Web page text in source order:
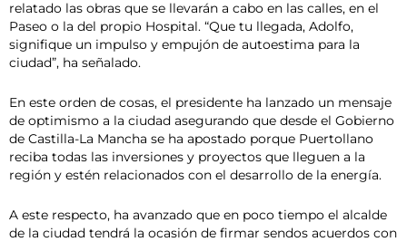
relatado las obras que se llevarán a cabo en las calles, en el
Paseo o la del propio Hospital. “Que tu llegada, Adolfo,
signifique un impulso y empujón de autoestima para la
ciudad”, ha señalado.
En este orden de cosas, el presidente ha lanzado un mensaje
de optimismo a la ciudad asegurando que desde el Gobierno
de Castilla-La Mancha se ha apostado porque Puertollano
reciba todas las inversiones y proyectos que lleguen a la
región y estén relacionados con el desarrollo de la energía.
A este respecto, ha avanzado que en poco tiempo el alcalde
de la ciudad tendrá la ocasión de firmar sendos acuerdos con